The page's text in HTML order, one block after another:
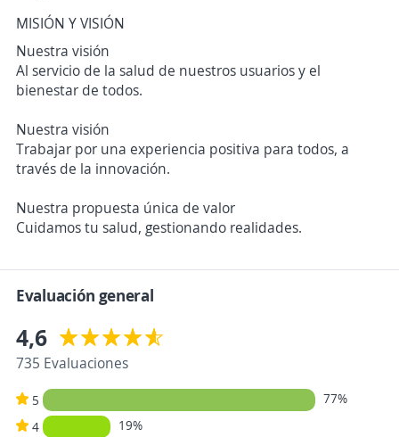
MISIÓN Y VISIÓN
Nuestra visión
Al servicio de la salud de nuestros usuarios y el
bienestar de todos.
Nuestra visión
Trabajar por una experiencia positiva para todos, a
través de la innovación.
Nuestra propuesta única de valor
Cuidamos tu salud, gestionando realidades.
Evaluación general
4,6
735 Evaluaciones
5
77%
4
19%